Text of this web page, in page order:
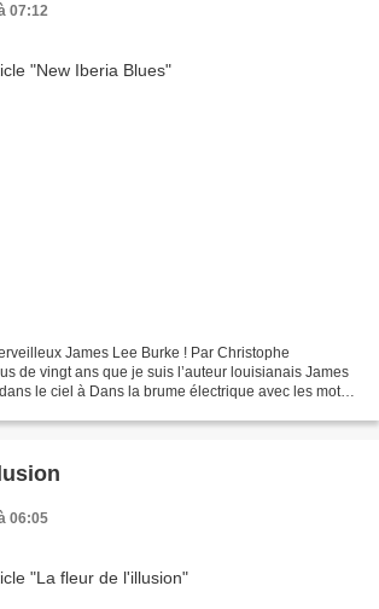
07:12
James Lee Burke ! Par Christophe
de vingt ans que je suis l’auteur louisianais James
le ciel à Dans la brume électrique avec les mots
06:05